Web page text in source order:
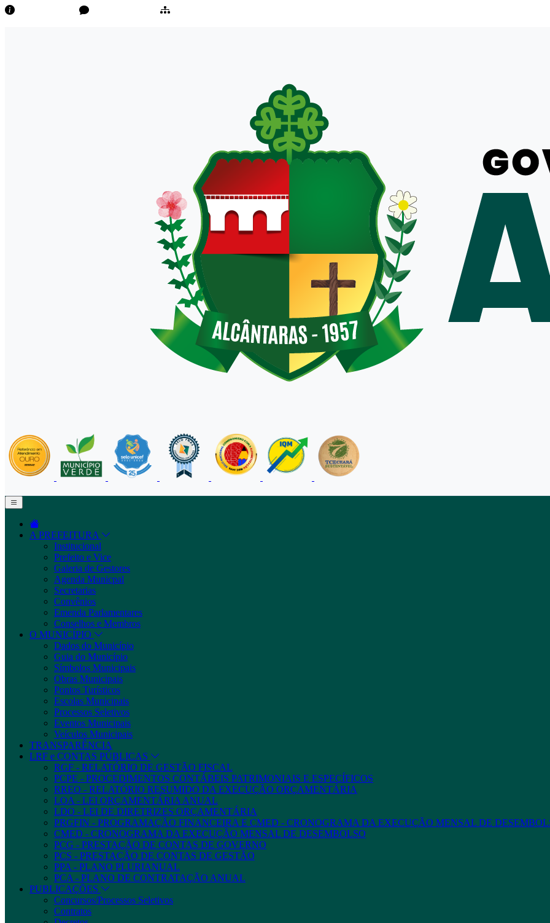
A PREFEITURA
Institucional
Prefeito e Vice
Galeria de Gestores
Agenda Municpal
Secretarias
Convênios
Emenda Parlamentares
Conselhos e Membros
O MUNICÍPIO
Dados do Município
Guia do Município
Símbolos Municipais
Obras Municipais
Pontos Turísticos
Escolas Municipais
Processos Seletivos
Eventos Municipais
Veículos Municipais
TRANSPARÊNCIA
LRF e CONTAS PÚBLICAS
RGF - RELATÓRIO DE GESTÃO FISCAL
PCPE - PROCEDIMENTOS CONTÁBEIS PATRIMONIAIS E ESPECÍFICOS
RREO - RELATÓRIO RESUMIDO DA EXECUÇÃO ORÇAMENTÁRIA
LOA - LEI ORÇAMENTÁRIA ANUAL
LDO - LEI DE DIRETRIZES ORÇAMENTÁRIA
PRGFIN - PROGRAMAÇÃO FINANCEIRA E CMED - CRONOGRAMA DA EXECUÇÃO MENSAL DE
CMED - CRONOGRAMA DA EXECUÇÃO MENSAL DE DESEMBOLSO
PCG - PRESTAÇÃO DE CONTAS DE GOVERNO
PCS - PRESTAÇÃO DE CONTAS DE GESTÃO
PPA - PLANO PLURIANUAL
PCA - PLANO DE CONTRATAÇÃO ANUAL
PUBLICAÇÕES
Concursos/Processos Seletivos
Contratos